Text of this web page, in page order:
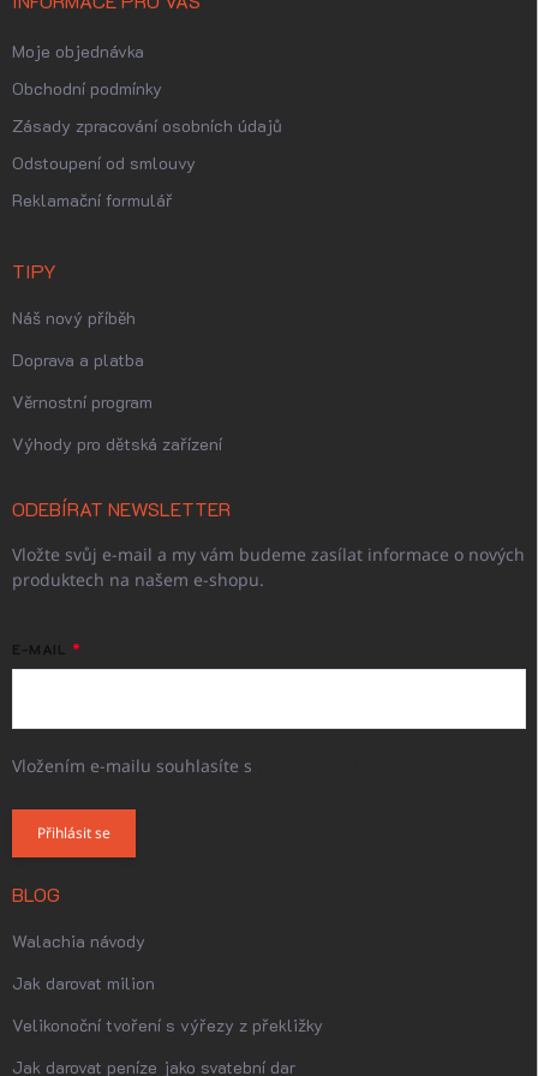
Moje objednávka
Obchodní podmínky
Zásady zpracování osobních údajů
Odstoupení od smlouvy
Reklamační formulář
TIPY
Náš nový příběh
Doprava a platba
Věrnostní program
Výhody pro dětská zařízení
ODEBÍRAT NEWSLETTER
Vložte svůj e-mail a my vám budeme zasílat informace o nových
produktech na našem e-shopu.
E-MAIL
Vložením e-mailu souhlasíte s
Přihlásit se
BLOG
Walachia návody
Jak darovat milion
Velikonoční tvoření s výřezy z překližky
Jak darovat peníze jako svatební dar